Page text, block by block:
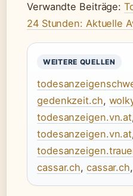
Verwandte Beiträge:
24 Stunden: Aktuelle
WEITERE QUELLEN
gedenkzeit.ch,
todesanzeigen.vn.at
todesanzeigen.vn.at
cassar.ch, cassar.ch,